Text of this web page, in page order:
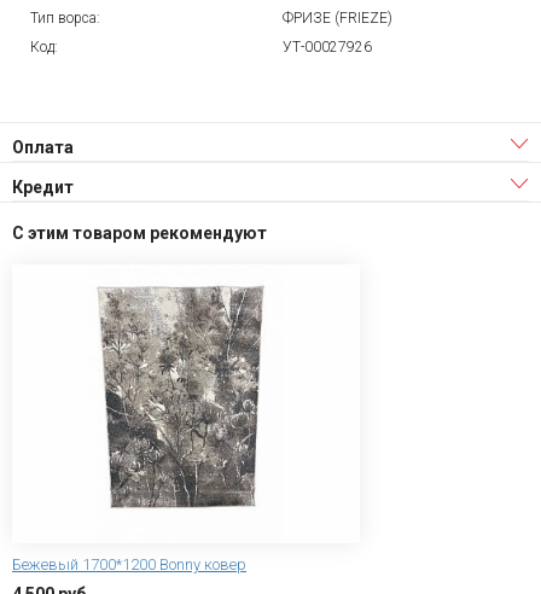
Тип ворса:
ФРИЗЕ (FRIEZE)
Код:
УТ-00027926
Оплата
Кредит
С этим товаром рекомендуют
Бежевый 1700*1200 Bonny ковер